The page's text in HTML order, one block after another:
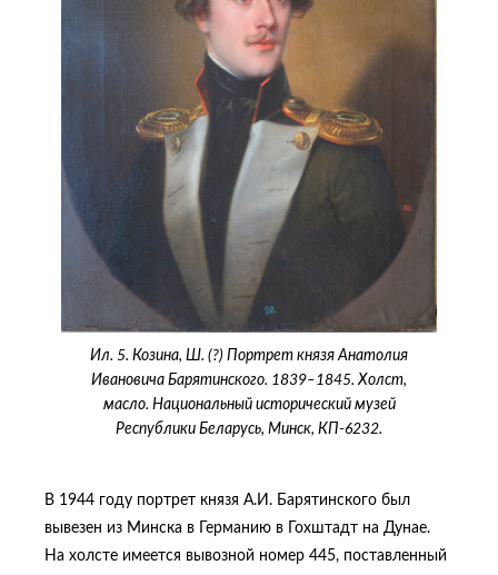
Ил. 5. Козина, Ш. (?) Портрет князя Анатолия
Ивановича Барятинского. 1839‒1845. Холст,
масло. Национальный исторический музей
Республики Беларусь, Минск, КП-6232.
В 1944 году портрет князя А.И. Барятинского был
вывезен из Минска в Германию в Гохштадт на Дунае.
На холсте имеется вывозной номер 445, поставленный